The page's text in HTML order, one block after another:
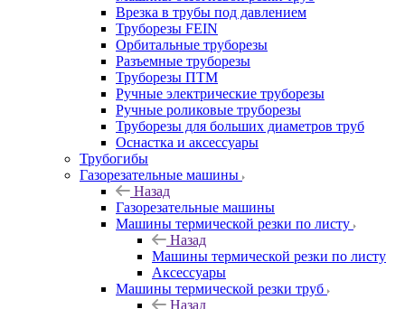
Врезка в трубы под давлением
Труборезы FEIN
Орбитальные труборезы
Разъемные труборезы
Труборезы ПТМ
Ручные электрические труборезы
Ручные роликовые труборезы
Труборезы для больших диаметров труб
Оснастка и аксессуары
Трубогибы
Газорезательные машины
Назад
Газорезательные машины
Машины термической резки по листу
Назад
Машины термической резки по листу
Аксессуары
Машины термической резки труб
Назад